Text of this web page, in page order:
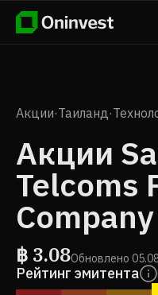
Акции·Таиланд·
Акции
Telcoms
฿ 3.08Обновлено
Рейтинг эмитента